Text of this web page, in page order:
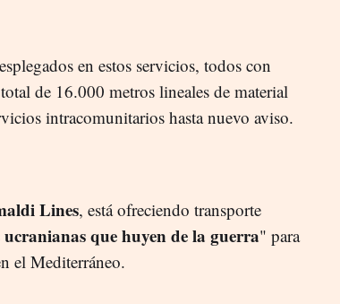
en estos servicios, todos con
de 16.000 metros lineales de material
intracomunitarios hasta nuevo aviso.
Lines, está ofreciendo transporte
que huyen de la guerra" para
el Mediterráneo.